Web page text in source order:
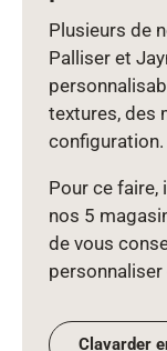
Plusieurs de
Palliser et
textures, des
configuration.
Pour ce faire,
nos 5
de vous
Clavarder